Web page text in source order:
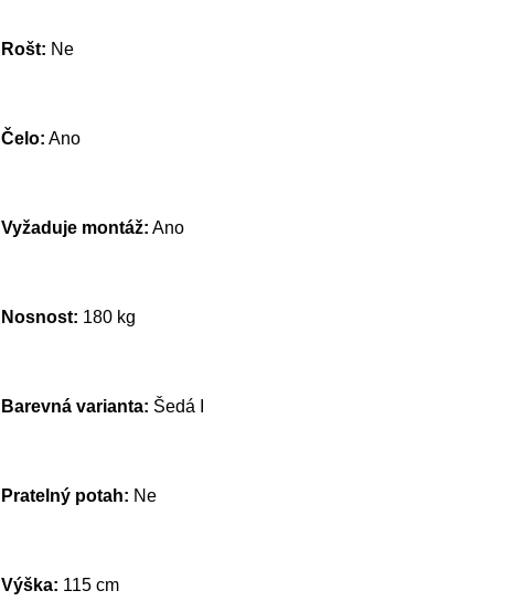
Rošt: Ne
Čelo: Ano
Vyžaduje montáž: Ano
Nosnost: 180 kg
Barevná varianta: Šedá I
Pratelný potah: Ne
Výška: 115 cm